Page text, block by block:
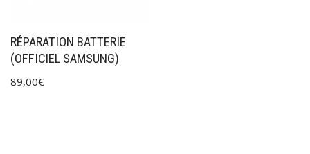
RÉPARATION BATTERIE
(OFFICIEL SAMSUNG)
89,00€